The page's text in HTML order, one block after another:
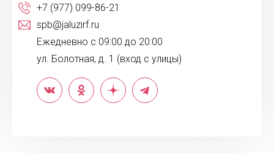
+7 (977) 099-86-21
spb@jaluzirf.ru
Ежедневно с 09:00 до 20:00
ул. Болотная, д. 1 (вход с улицы)